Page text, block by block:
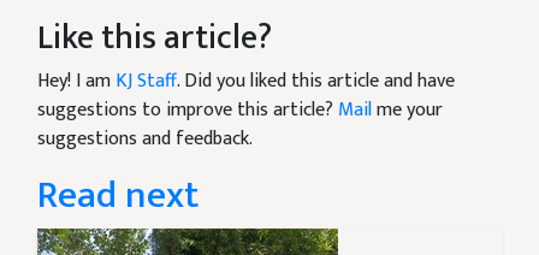
Like this article?
Hey! I amKJ Staff. Did you liked this article and have
suggestions to improve this article? Mailme your
suggestions and feedback.
Read next